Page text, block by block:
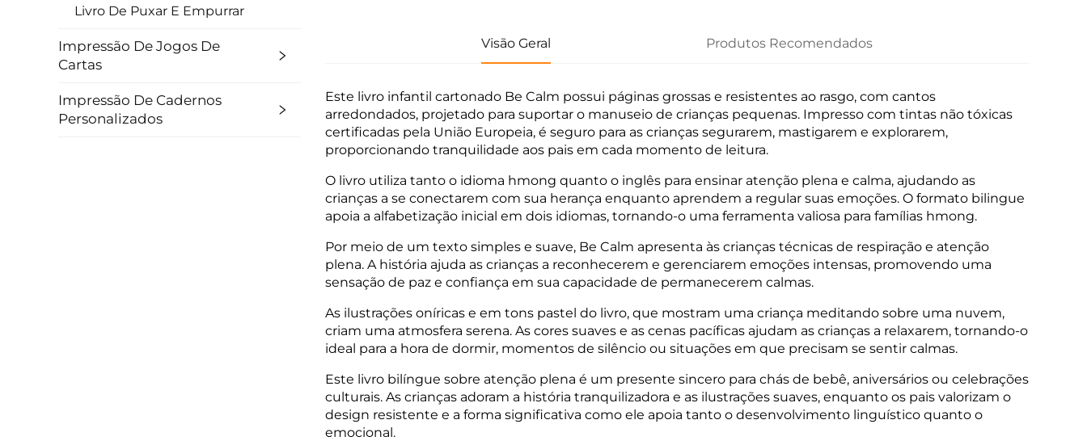
Livro De Puxar E Empurrar
Impressão De Jogos De
Cartas
Impressão De Cadernos
Personalizados
Visão Geral Produtos Recomendados
Este livro infantil cartonado Be Calm possui páginas grossas e resistentes ao rasgo, com cantos
arredondados, projetado para suportar o manuseio de crianças pequenas. Impresso com tintas não tóxicas
certificadas pela União Europeia, é seguro para as crianças segurarem, mastigarem e explorarem,
proporcionando tranquilidade aos pais em cada momento de leitura.
O livro utiliza tanto o idioma hmong quanto o inglês para ensinar atenção plena e calma, ajudando as
crianças a se conectarem com sua herança enquanto aprendem a regular suas emoções. O formato bilingue
apoia a alfabetização inicial em dois idiomas, tornando-o uma ferramenta valiosa para famílias hmong.
Por meio de um texto simples e suave, Be Calm apresenta às crianças técnicas de respiração e atenção
plena. A história ajuda as crianças a reconhecerem e gerenciarem emoções intensas, promovendo uma
sensação de paz e confiança em sua capacidade de permanecerem calmas.
As ilustrações oníricas e em tons pastel do livro, que mostram uma criança meditando sobre uma nuvem,
criam uma atmosfera serena. As cores suaves e as cenas pacíficas ajudam as crianças a relaxarem, tornando-o
ideal para a hora de dormir, momentos de silêncio ou situações em que precisam se sentir calmas.
Este livro bilíngue sobre atenção plena é um presente sincero para chás de bebê, aniversários ou celebrações
culturais. As crianças adoram a história tranquilizadora e as ilustrações suaves, enquanto os pais valorizam o
design resistente e a forma significativa como ele apoia tanto o desenvolvimento linguístico quanto o
emocional.